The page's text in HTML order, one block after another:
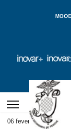
06 fevereiro 2026